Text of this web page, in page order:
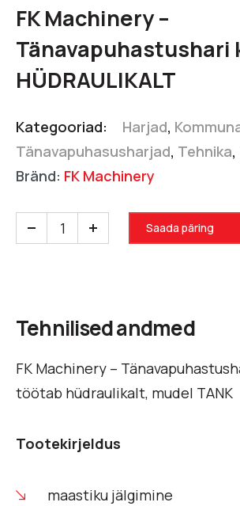
FK Machinery –
Tänavapuhastushari
HÜDRAULIKALT
Kategooriad: Harjad,
Tänavapuhasusharjad, Tehnika,
Bränd: FK Machinery
Saada päring
Tehnilised andmed
FK Machinery –
töötab hüdraulikalt, mudel TANK
Tootekirjeldus
maastiku jälgimine